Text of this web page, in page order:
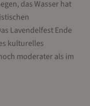
das Wasser hat
Lavendelfest Ende
kulturelles
moderater als im